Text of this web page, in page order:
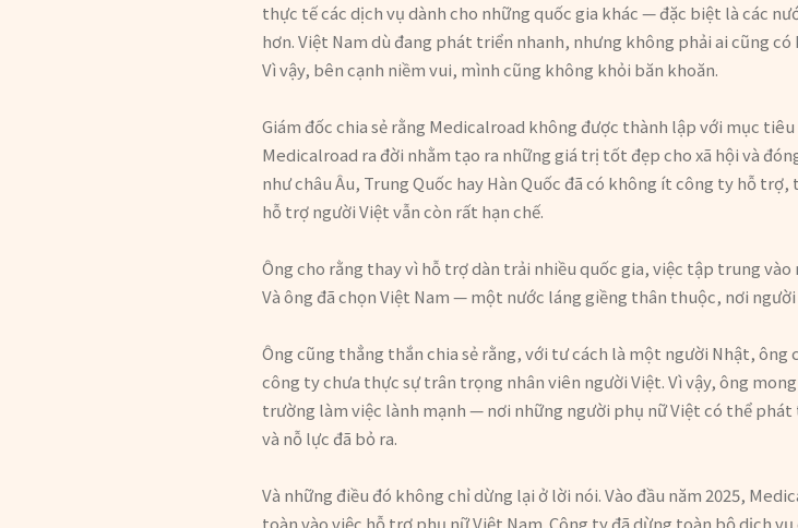
thực tế các dịch vụ dành cho những quốc gia khác — đặc biệt là các
hơn. Việt Nam dù đang phát triển nhanh, nhưng không phải ai cũng
Vì vậy, bên cạnh niềm vui, mình cũng không khỏi băn khoăn.
Giám đốc chia sẻ rằng Medicalroad không được thành lập với mục
Medicalroad ra đời nhằm tạo ra những giá trị tốt đẹp cho xã hội và
như châu Âu, Trung Quốc hay Hàn Quốc đã có không ít công ty hỗ
hỗ trợ người Việt vẫn còn rất hạn chế.
Ông cho rằng thay vì hỗ trợ dàn trải nhiều quốc gia, việc tập trung
Và ông đã chọn Việt Nam — một nước láng giềng thân thuộc, nơi
Ông cũng thẳng thắn chia sẻ rằng, với tư cách là một người Nhật,
công ty chưa thực sự trân trọng nhân viên người Việt. Vì vậy, ông
trường làm việc lành mạnh — nơi những người phụ nữ Việt có thể
và nỗ lực đã bỏ ra.
Và những điều đó không chỉ dừng lại ở lời nói. Vào đầu năm 2025,